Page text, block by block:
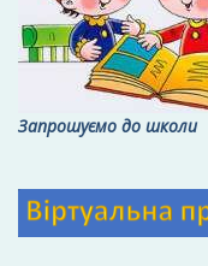
Запрошуємо до школи